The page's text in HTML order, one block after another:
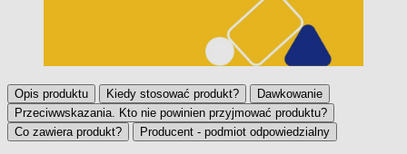
Opis produktu Kiedy stosować produkt?
Dawkowanie
Przeciwwskazania. Kto nie powinien przyjmować produktu?
Co zawiera produkt?
Producent - podmiot odpowiedzialny